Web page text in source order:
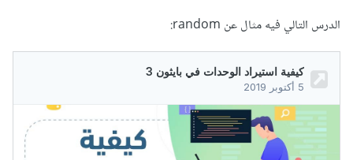
الدرس التالي فيه مثال عن random: